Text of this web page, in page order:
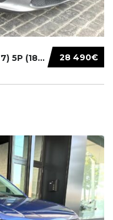
28 490€
MERCEDES BENZ CLASE A (W 177) 5P (18-) 2020....